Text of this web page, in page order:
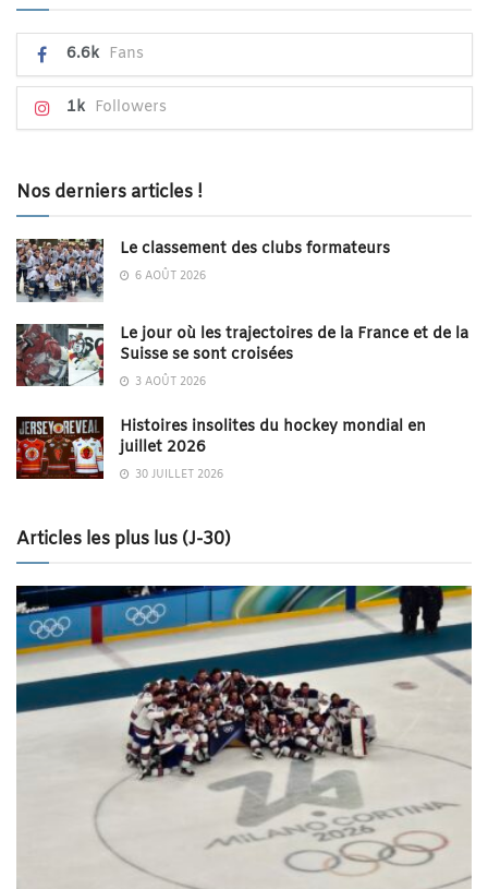
6.6k Fans
1k Followers
Nos derniers articles !
Le classement des clubs formateurs
6 AOÛT 2026
Le jour où les trajectoires de la France et de la
Suisse se sont croisées
3 AOÛT 2026
Histoires insolites du hockey mondial en
juillet 2026
30 JUILLET 2026
Articles les plus lus (J-30)